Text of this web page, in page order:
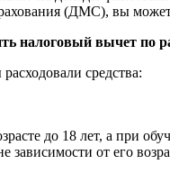
(ДМС), вы
налоговый вычет по
средства:
до 18 лет, а при
зависимости от его